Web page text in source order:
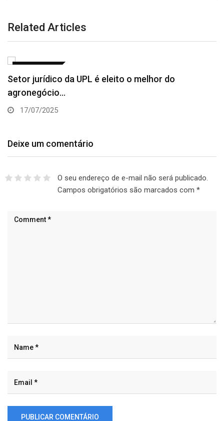
Related Articles
Setor jurídico da UPL é eleito o melhor do
agronegócio…
17/07/2025
Deixe um comentário
O seu endereço de e-mail não será publicado.
Campos obrigatórios são marcados com *